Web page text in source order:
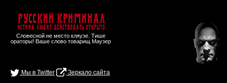
Русский Криминал
Истина любит действовать открыто
Словесной не место кляузе. Тише
ораторы! Ваше слово товарищ Маузер
Мы в Twitter Зеркало сайта